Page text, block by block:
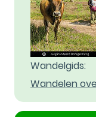
Wandelgids:
Wandelen